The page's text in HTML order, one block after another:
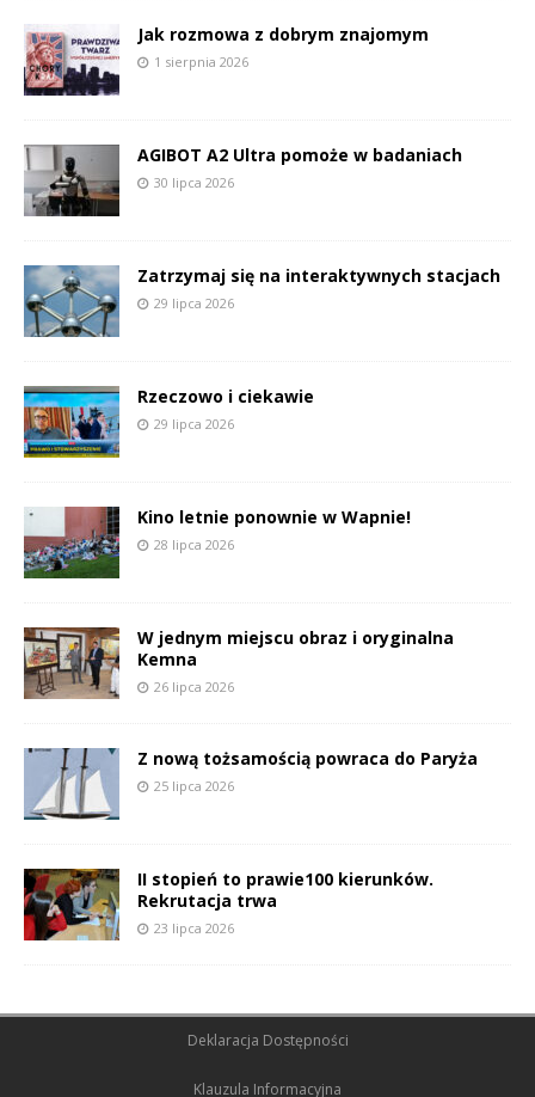
Jak rozmowa z dobrym znajomym
1 sierpnia 2026
AGIBOT A2 Ultra pomoże w badaniach
30 lipca 2026
Zatrzymaj się na interaktywnych stacjach
29 lipca 2026
Rzeczowo i ciekawie
29 lipca 2026
Kino letnie ponownie w Wapnie!
28 lipca 2026
W jednym miejscu obraz i oryginalna
Kemna
26 lipca 2026
Z nową tożsamością powraca do Paryża
25 lipca 2026
II stopień to prawie100 kierunków.
Rekrutacja trwa
23 lipca 2026
Deklaracja Dostępności
Klauzula Informacyjna